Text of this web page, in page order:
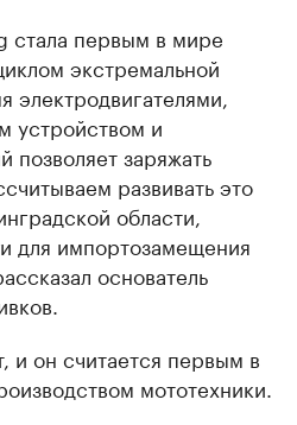
стала первым в мире
экстремальной
электродвигателями,
устройством и
позволяет заряжать
развивать это
области,
для импортозамещения
основатель
и он считается первым в
мототехники.